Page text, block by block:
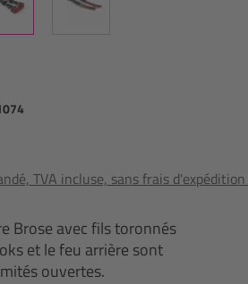
TVA incluse, sans frais
Brose avec fils toronnés
et le feu arrière sont
ouvertes.